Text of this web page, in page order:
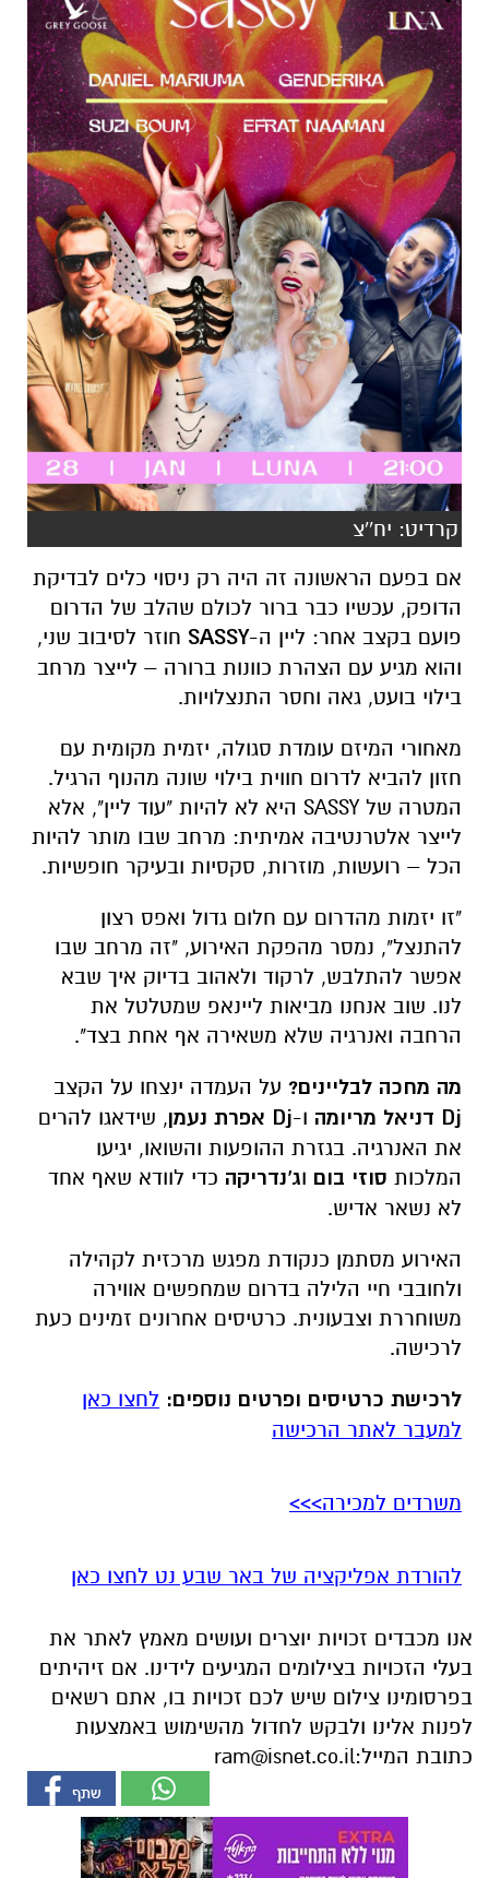
קרדיט: יח''צ
אם בפעם הראשונה זה היה רק ניסוי כלים לבדיקת
הדופק, עכשיו כבר ברור לכולם שהלב של הדרום
פועם בקצב אחר: ליין ה-SASSY חוזר לסיבוב שני,
והוא מגיע עם הצהרת כוונות ברורה – לייצר מרחב
בילוי בועט, גאה וחסר התנצלויות.
מאחורי המיזם עומדת סגולה, יזמית מקומית עם
חזון להביא לדרום חווית בילוי שונה מהנוף הרגיל.
המטרה של SASSY היא לא להיות "עוד ליין", אלא
לייצר אלטרנטיבה אמיתית: מרחב שבו מותר להיות
הכל – רועשות, מוזרות, סקסיות ובעיקר חופשיות.
"זו יזמות מהדרום עם חלום גדול ואפס רצון
להתנצל", נמסר מהפקת האירוע, "זה מרחב שבו
אפשר להתלבש, לרקוד ולאהוב בדיוק איך שבא
לנו. שוב אנחנו מביאות ליינאפ שמטלטל את
הרחבה ואנרגיה שלא משאירה אף אחת בצד".
מה מחכה לבליינים? על העמדה ינצחו על הקצב
Dj דניאל מריומה ו-Dj אפרת נעמן
, שידאגו להרים
את האנרגיה. בגזרת ההופעות והשואו, יגיעו
המלכות סוזי בום וג'נדריקה כדי לוודא שאף אחד
לא נשאר אדיש.
האירוע מסתמן כנקודת מפגש מרכזית לקהילה
ולחובבי חיי הלילה בדרום שמחפשים אווירה
משוחררת וצבעונית. כרטיסים אחרונים זמינים כעת
לרכישה.
לרכישת כרטיסים ופרטים נוספים: לחצו כאן
למעבר לאתר הרכישה
משרדים למכירה>>>
להורדת אפליקציה של באר שבע נט לחצו כאן
אנו מכבדים זכויות יוצרים ועושים מאמץ לאתר את
בעלי הזכויות בצילומים המגיעים לידינו. אם זיהיתים
בפרסומינו צילום שיש לכם זכויות בו, אתם רשאים
לפנות אלינו ולבקש לחדול מהשימוש באמצעות
כתובת המייל:ram@isnet.co.il